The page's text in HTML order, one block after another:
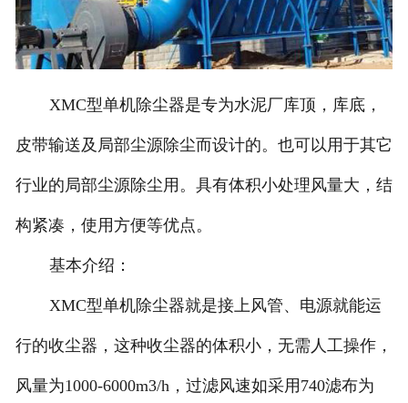
XMC型单机除尘器是专为水泥厂库顶，库底，
皮带输送及局部尘源除尘而设计的。也可以用于其它
行业的局部尘源除尘用。具有体积小处理风量大，结
构紧凑，使用方便等优点。
基本介绍：
XMC型单机除尘器就是接上风管、电源就能运
行的收尘器，这种收尘器的体积小，无需人工操作，
风量为1000-6000m3/h，过滤风速如采用740滤布为